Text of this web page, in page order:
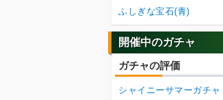
ふしぎな宝石(青)
開催中のガチャ
ガチャの評価
シャイニーサマーガチャ